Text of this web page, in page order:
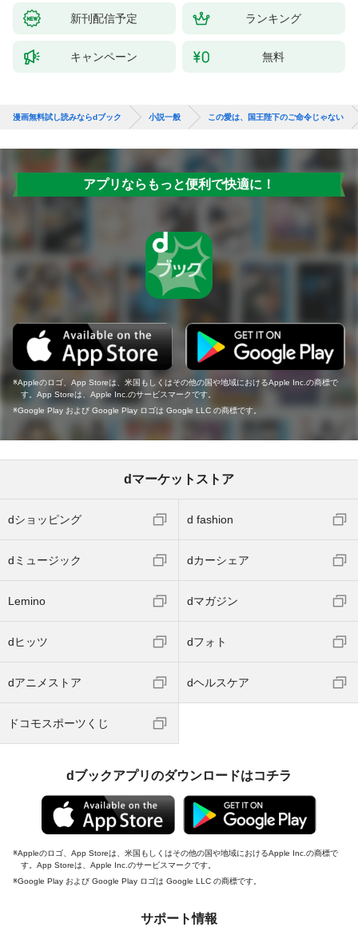
新刊配信予定 ランキング
キャンペーン 無料
漫画無料試し読みならdブック 小説一般 この愛は、国王陛下のご命令じゃない
アプリならもっと便利で快適に！
Appleのロゴ、App Storeは、米国もしくはその他の国や地域におけるApple Inc.の商標で
す。App Storeは、Apple Inc.のサービスマークです。
Google Play および Google Play ロゴは Google LLC の商標です。
dマーケットストア
dショッピング d fashion
dミュージック dカーシェア
Lemino dマガジン
dヒッツ dフォト
dアニメストア dヘルスケア
ドコモスポーツくじ
dブックアプリのダウンロードはコチラ
Appleのロゴ、App Storeは、米国もしくはその他の国や地域におけるApple Inc.の商標で
す。App Storeは、Apple Inc.のサービスマークです。
Google Play および Google Play ロゴは Google LLC の商標です。
サポート情報